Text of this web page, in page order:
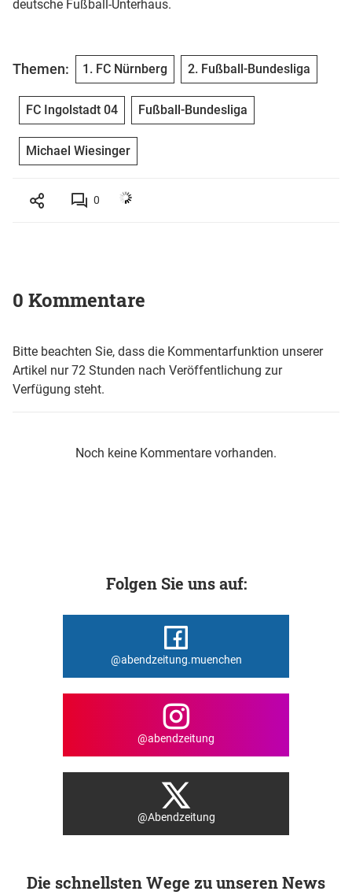
deutsche Fußball-Unterhaus.
Themen: 1. FC Nürnberg 2. Fußball-Bundesliga
FC Ingolstadt 04 Fußball-Bundesliga
Michael Wiesinger
0
0 Kommentare
Bitte beachten Sie, dass die Kommentarfunktion unserer
Artikel nur 72 Stunden nach Veröffentlichung zur
Verfügung steht.
Noch keine Kommentare vorhanden.
Folgen Sie uns auf:
@abendzeitung.muenchen
@abendzeitung
@Abendzeitung
Die schnellsten Wege zu unseren News